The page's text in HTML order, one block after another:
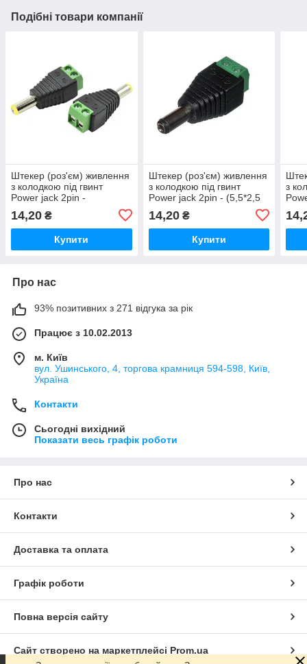
Подібні товари компанії
Штекер (роз'єм) живлення
з колодкою під гвинт
Power jack 2pin -
14,20 ₴
Купити
Штекер (роз'єм) живлення
з колодкою під гвинт
Power jack 2pin - (5,5*2,5
14,20₴
Купити
з
Про нас
93% позитивних з 271 відгука за рік
Працює з 10.02.2013
м. Київ
вул. Ушинського, 4, торгова крамниця 594-598, Київ,
Україна
Контакти
Сьогодні вихідний
Показати весь графік роботи
Про нас
Контакти
Доставка та оплата
Графік роботи
Повна версія сайту
Сайт створено на маркетплейсі Prom.ua